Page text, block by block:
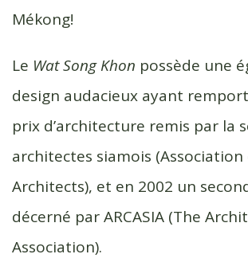
Mékong!
Le Wat Song Khon possède une
design audacieux ayant
prix d’architecture remis par la
architectes siamois (Association
Architects), et en 2002 un
décerné par ARCASIA (The
Association).